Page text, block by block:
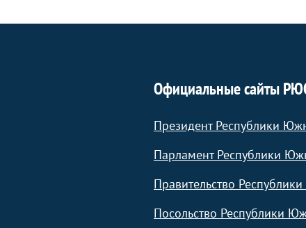
Официальные сайты
Президент Республики
Парламент Республики
Правительство
Посольство Республики